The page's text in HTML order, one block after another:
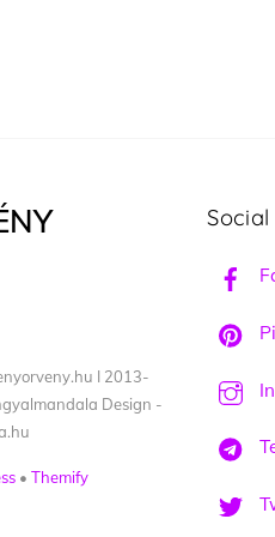
I 2013-
Design -
• Themify
Social